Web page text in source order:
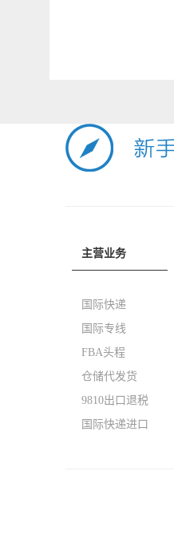
主营业务
国际快递
国际专线
FBA头程
仓储代发货
9810出口退税
国际快递进口